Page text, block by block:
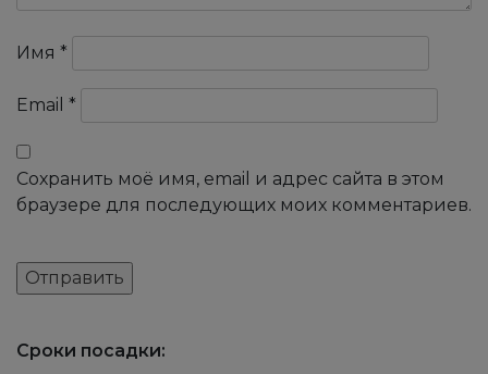
Имя *
Email *
Сохранить моё имя, email и адрес сайта в этом
браузере для последующих моих комментариев.
Сроки посадки: